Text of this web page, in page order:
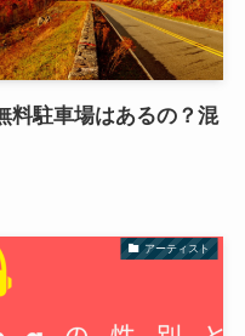
料駐車場はあるの？混
アーティスト